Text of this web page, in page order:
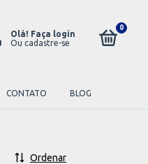
Olá! Faça login
Ou cadastre-se
0
CONTATO BLOG
Ordenar